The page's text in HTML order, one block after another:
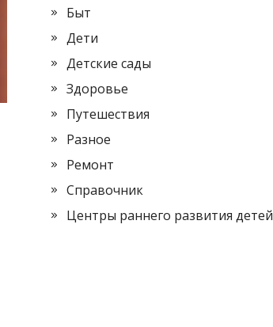
Быт
Дети
Детские сады
Здоровье
Путешествия
Разное
Ремонт
Справочник
Центры раннего развития детей